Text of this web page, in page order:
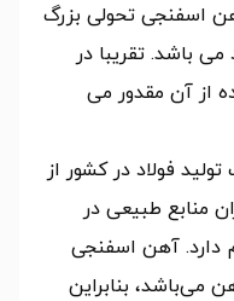
اسفنجی تحولی بزرگ
باشد. تقریبا در
از آن مقدور می
فولاد در کشور از
منابع طبیعی در
دارد. آهن اسفنجی
می‌باشد، بنابراین